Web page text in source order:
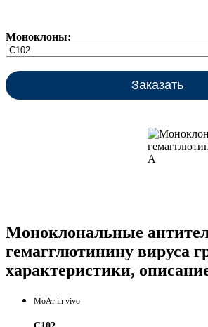
Моноклоны:
Заказать
Моноклональные
гемагглютинину вируса
характеристики,
МоАт in vivo